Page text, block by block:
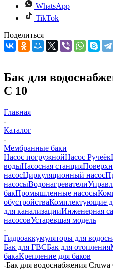
WhatsApp
TikTok
Поделиться
Бак для
C 10
Главная
-
Каталог
-
Мембранные баки
Насос погружнойНасос Ручеёк
водыНасосная станция
насосЦиркуляционный насос
насосыВодонагреватели
бакПромышленные насосы
обустройстваКомплектующие
для канализацииИнженерная
насосовУстаревшая модель
-
Гидроаккумуляторы для
Бак для ГВСБак для отопления
бакаКрепление для баков
-Бак для водоснабжения